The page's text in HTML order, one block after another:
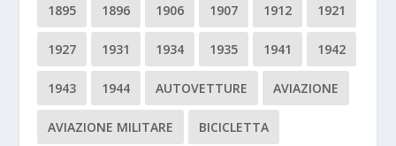
1895 1896 1906 1907 1912 1921
1927 1931 1934 1935 1941 1942
1943 1944 AUTOVETTURE AVIAZIONE
AVIAZIONE MILITARE BICICLETTA